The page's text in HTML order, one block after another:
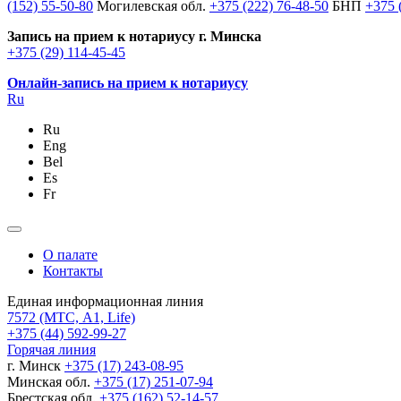
(152) 55-50-80 Могилевская обл. +375 (222) 76-48-50 БНП +375
Запись на прием к нотариусу г. Минска
+375 (29) 114-45-45
Онлайн-запись на прием к нотариусу
Ru
Ru
Eng
Bel
Es
Fr
О палате
Контакты
Единая информационная линия
7572 (МТС, A1, Life)
+375 (44) 592-99-27
Горячая линия
г. Минск +375 (17) 243-08-95
Минская обл. +375 (17) 251-07-94
Брестская обл. +375 (162) 52-14-57